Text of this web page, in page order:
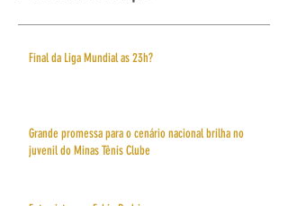
Final da Liga Mundial as 23h?
Grande promessa para o cenário nacional brilha no
juvenil do Minas Tênis Clube